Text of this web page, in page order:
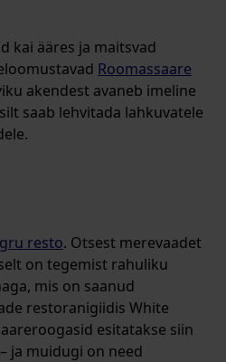
kai ääres ja maitsvad
Roomassaare
akendest avaneb imeline
saab lehvitada lahkuvatele
resto. Otsest merevaadet
on tegemist rahuliku
mis on saanud
restoranigiidis White
esitatakse siin
ja muidugi on need